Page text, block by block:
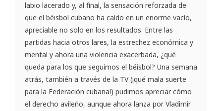
labio lacerado y, al final, la sensación reforzada de
que el béisbol cubano ha caído en un enorme vacío,
apreciable no solo en los resultados. Entre las
partidas hacia otros lares, la estrechez económica y
mental y ahora una violencia exacerbada, ¿qué
queda para los que seguimos el béisbol? Una semana
atrás, también a través de la TV (¡qué mala suerte
para la Federación cubana!) pudimos apreciar cómo
el derecho avileño, aunque ahora lanza por Vladimir